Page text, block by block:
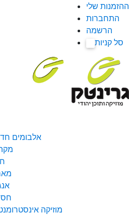
ההזמנות שלי
התחברות
הרשמה
סל קניות
אלבומים
מוזיקה